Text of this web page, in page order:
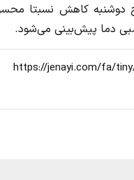
دوشنبه کاهش نسبتا
دما پیش‌بینی می‌شود.